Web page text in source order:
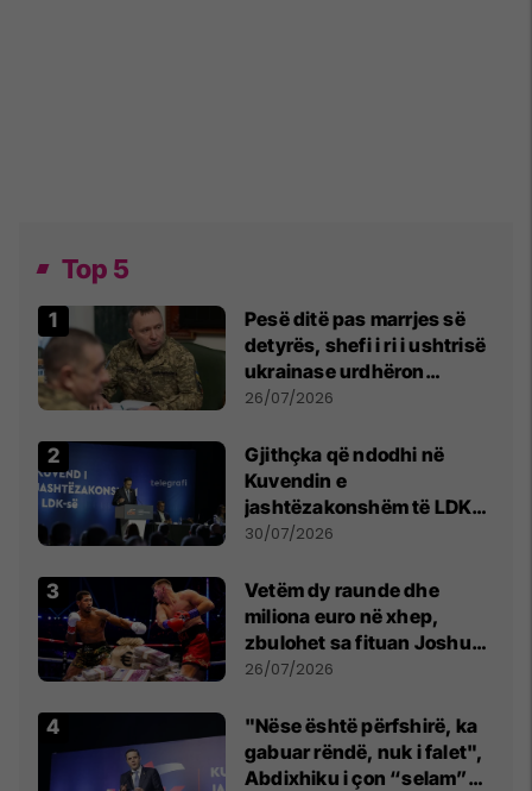
Top 5
Pesë ditë pas marrjes së
detyrës, shefi i ri i ushtrisë
ukrainase urdhëron
kontroll të madh
26/07/2026
Gjithçka që ndodhi në
Kuvendin e
jashtëzakonshëm të LDK-
së
30/07/2026
Vetëm dy raunde dhe
miliona euro në xhep,
zbulohet sa fituan Joshua
e Prenga
26/07/2026
"Nëse është përfshirë, ka
gabuar rëndë, nuk i falet",
Abdixhiku i çon “selam”